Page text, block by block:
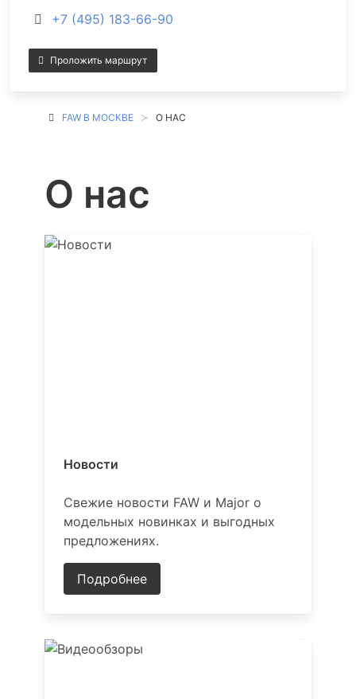
+7 (495) 183-66-90
Проложить маршрут
FAW В МОСКВЕ О НАС
О нас
Новости
Свежие новости FAW и Major о
модельных новинках и выгодных
предложениях.
Подробнее